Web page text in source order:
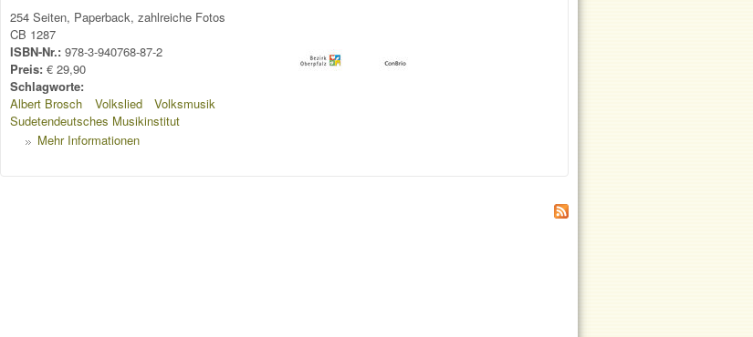
254 Seiten, Paperback, zahlreiche Fotos
CB 1287
ISBN-Nr.: 978-3-940768-87-2
Preis: € 29,90
Schlagworte:
Albert Brosch
Volkslied
Volksmusik
Sudetendeutsches Musikinstitut
Mehr Informationen